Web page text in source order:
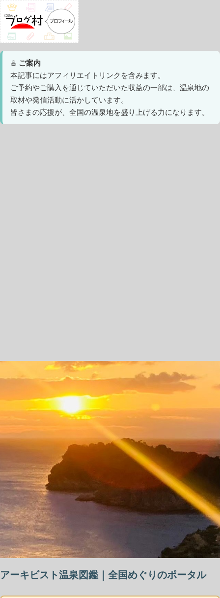
♨️ ご案内
本記事にはアフィリエイトリンクを含みます。
ご予約やご購入を通じていただいた収益の一部は、温泉地の
取材や発信活動に活かしています。
皆さまの応援が、全国の温泉地を盛り上げる力になります。
アーキビスト温泉図鑑｜全国めぐりのポータル